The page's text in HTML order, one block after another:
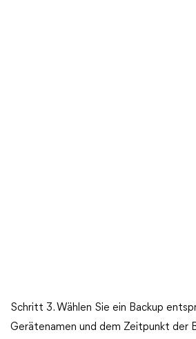
Schritt 3. Wählen Sie ein Backup
Gerätenamen und dem Zeitpunkt der